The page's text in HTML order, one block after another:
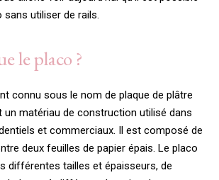
sans utiliser de rails.
le placo ?
connu sous le nom de plaque de plâtre
un matériau de construction utilisé dans
et commerciaux. Il est composé de
deux feuilles de papier épais. Le placo
différentes tailles et épaisseurs, de